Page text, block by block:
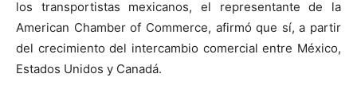
los transportistas mexicanos, el representante de la
American Chamber of Commerce, afirmó que sí, a partir
del crecimiento del intercambio comercial entre México,
Estados Unidos y Canadá.